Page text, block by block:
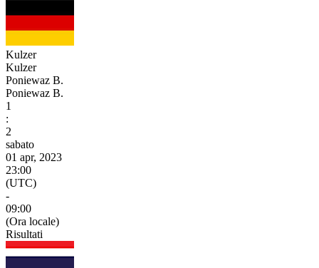
Kulzer
Kulzer
Poniewaz B.
Poniewaz B.
1
:
2
sabato
01 apr, 2023
23:00
(UTC)
-
09:00
(Ora locale)
Risultati